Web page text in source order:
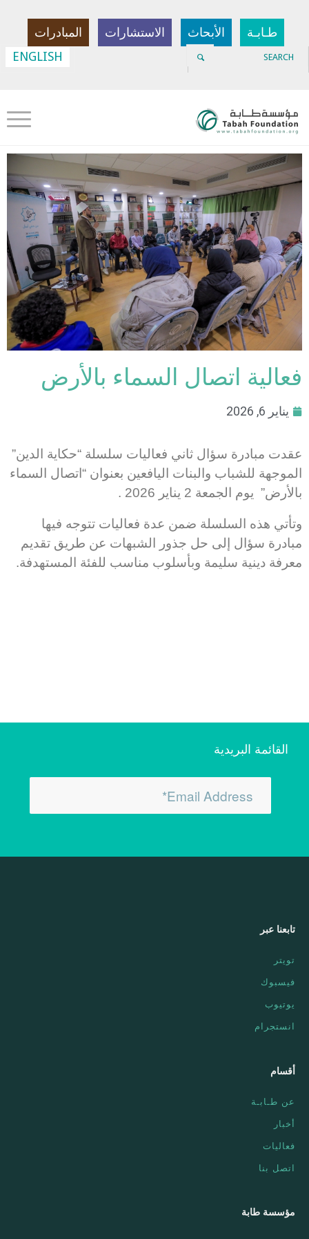
طـابـة الأبحاث الاستشارات المبادرات
ENGLISH
فعالية اتصال السماء بالأرض
يناير 6, 2026
عقدت مبادرة سؤال ثاني فعاليات سلسلة “حكاية الدين”
الموجهة للشباب والبنات اليافعين بعنوان “اتصال السماء
بالأرض” يوم الجمعة 2 يناير 2026 .
وتأتي هذه السلسلة ضمن عدة فعاليات تتوجه فيها
مبادرة سؤال إلى حل جذور الشبهات عن طريق تقديم
معرفة دينية سليمة وبأسلوب مناسب للفئة المستهدفة.
تابعنا عبر
تويتر
فيسبوك
يوتيوب
انستجرام
أقسام
عن طـابـة
أخبار
فعاليات
اتصل بنا
مؤسسة طابة